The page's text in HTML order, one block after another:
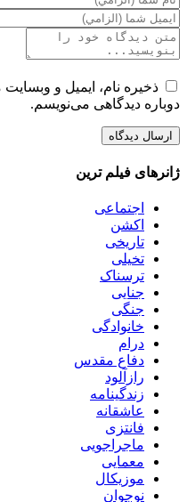
ذخیره نام، ایمیل و
دوباره دیدگاهی می‌نویسم.
ژانرهای فیلم ترین
اجتماعی
اکشن
تاریخی
تخیلی
ترسناک
جنایی
جنگی
خانوادگی
درام
دفاع مقدس
رازآلود
زندگینامه
عاشقانه
فانتزی
ماجراجویی
معمایی
موزیکال
نوجوان